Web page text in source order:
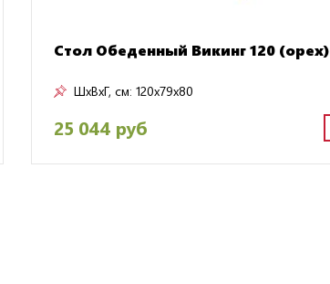
Стол Обеденный Викинг 120 (орех)
ШxВxГ, см: 120x79x80
25 044 руб